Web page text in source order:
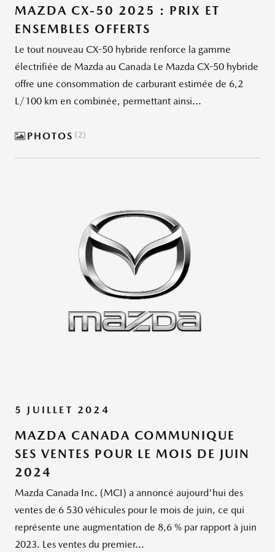
MAZDA CX-50 2025 : PRIX ET
ENSEMBLES OFFERTS
Le tout nouveau CX-50 hybride renforce la gamme
électrifiée de Mazda au Canada Le Mazda CX-50 hybride
offre une consommation de carburant estimée de 6,2
L/100 km en combinée, permettant ainsi...
PHOTOS 2
5 JUILLET 2024
MAZDA CANADA COMMUNIQUE
SES VENTES POUR LE MOIS DE JUIN
2024
Mazda Canada Inc. (MCI) a annoncé aujourd'hui des
ventes de 6 530 véhicules pour le mois de juin, ce qui
représente une augmentation de 8,6 % par rapport à juin
2023. Les ventes du premier...